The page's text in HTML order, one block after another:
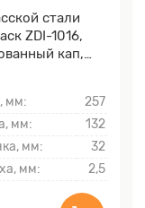
стали
ZDI-1016,
кап,
мм:
257
мм:
132
мм:
32
мм:
2,5